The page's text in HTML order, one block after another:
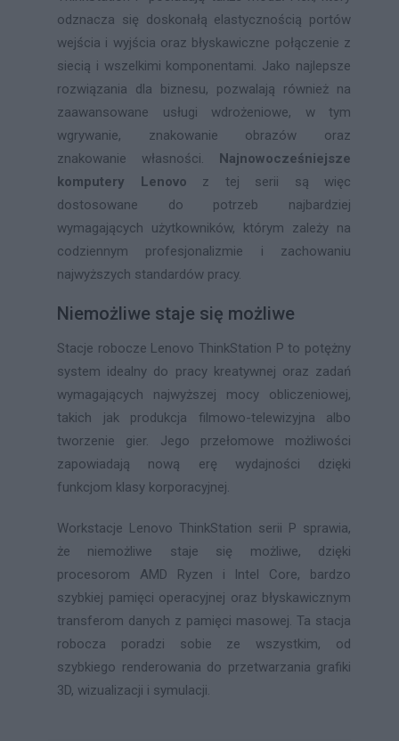
odznacza się doskonałą elastycznością portów
wejścia i wyjścia oraz błyskawiczne połączenie z
siecią i wszelkimi komponentami. Jako najlepsze
rozwiązania dla biznesu, pozwalają również na
zaawansowane usługi wdrożeniowe, w tym
wgrywanie, znakowanie obrazów oraz
znakowanie własności. Najnowocześniejsze
komputery Lenovo z tej serii są więc
dostosowane do potrzeb najbardziej
wymagających użytkowników, którym zależy na
codziennym profesjonalizmie i zachowaniu
najwyższych standardów pracy.
Niemożliwe staje się możliwe
Stacje robocze Lenovo ThinkStation P to potężny
system idealny do pracy kreatywnej oraz zadań
wymagających najwyższej mocy obliczeniowej,
takich jak produkcja filmowo-telewizyjna albo
tworzenie gier. Jego przełomowe możliwości
zapowiadają nową erę wydajności dzięki
funkcjom klasy korporacyjnej.
Workstacje Lenovo ThinkStation serii P sprawia,
że niemożliwe staje się możliwe, dzięki
procesorom AMD Ryzen i Intel Core, bardzo
szybkiej pamięci operacyjnej oraz błyskawicznym
transferom danych z pamięci masowej. Ta stacja
robocza poradzi sobie ze wszystkim, od
szybkiego renderowania do przetwarzania grafiki
3D, wizualizacji i symulacji.